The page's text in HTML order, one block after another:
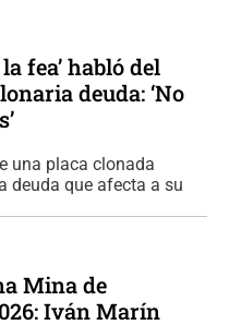
fea’ habló del
deuda: ‘No
una placa clonada
deuda que afecta a su
Mina de
Iván Marín